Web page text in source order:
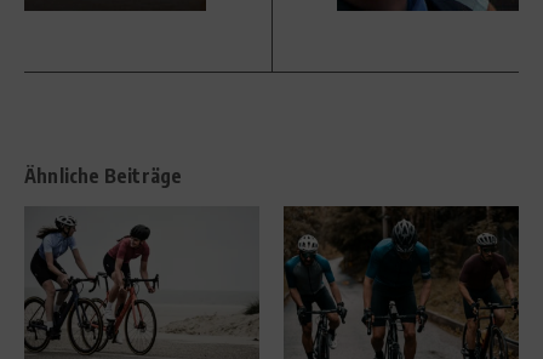
Ähnliche Beiträge